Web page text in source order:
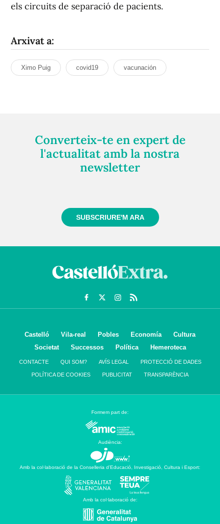
els circuits de separació de pacients.
Arxivat a:
Ximo Puig covid19 vacunación
Converteix-te en expert de
l'actualitat amb la nostra
newsletter
SUBSCRIURE'M ARA
Castelló Vila-real Pobles Economía
Cultura
Societat
Successos Política Hemeroteca
CONTACTE QUI SOM? AVÍS LEGAL PROTECCIÓ DE DADES
POLÍTICA DE COOKIES PUBLICITAT TRANSPARÈNCIA
Formem part de:
Audiència:
Amb la col·laboració de la Conselleria d’Educació, Investigació, Cultura i Esport:
Amb la col·laboració de: